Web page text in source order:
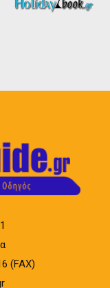
(FAX)